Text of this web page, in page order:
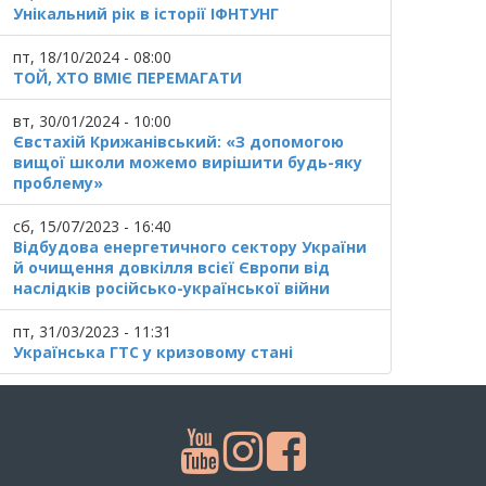
Унікальний рік в історії ІФНТУНГ
пт, 18/10/2024 - 08:00
ТОЙ, ХТО ВМІЄ ПЕРЕМАГАТИ
вт, 30/01/2024 - 10:00
Євстахій Крижанівський: «З допомогою
вищої школи можемо вирішити будь-яку
проблему»
сб, 15/07/2023 - 16:40
Відбудова енергетичного сектору України
й очищення довкілля всієї Європи від
наслідків російсько-української війни
пт, 31/03/2023 - 11:31
Українська ГТС у кризовому стані